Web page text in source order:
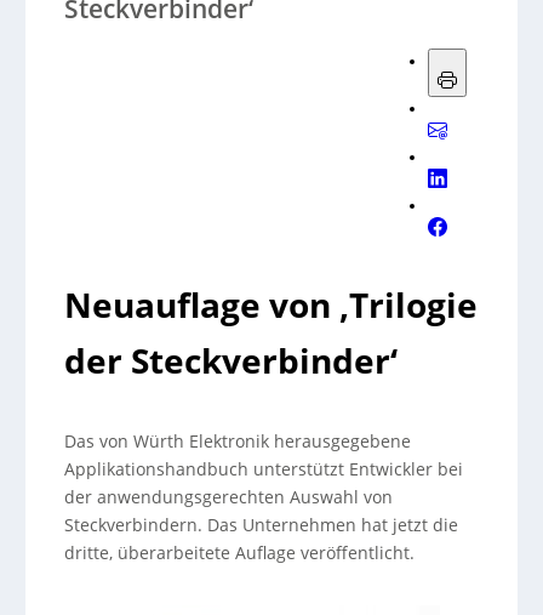
Steckverbinder‘
Neuauflage von ‚Trilogie
der Steckverbinder‘
Das von Würth Elektronik herausgegebene
Applikationshandbuch unterstützt Entwickler bei
der anwendungsgerechten Auswahl von
Steckverbindern. Das Unternehmen hat jetzt die
dritte, überarbeitete Auflage veröffentlicht.